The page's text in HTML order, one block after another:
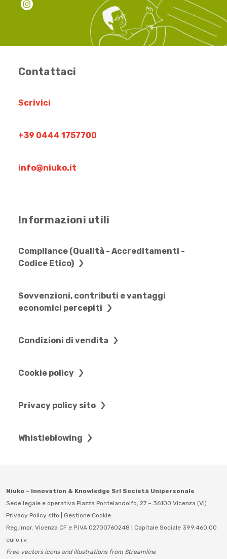
Contattaci
Scrivici
+39 0444 1757700
info@niuko.it
Informazioni utili
Compliance (Qualità - Accreditamenti -
Codice Etico)
Sovvenzioni, contributi e vantaggi
economici percepiti
Condizioni di vendita
Cookie policy
Privacy policy sito
Whistleblowing
Niuko – Innovation & Knowledge Srl Società Unipersonale
Sede legale e operativa Piazza Pontelandolfo, 27 – 36100 Vicenza (VI)
Privacy Policy sito
Gestione Cookie
Reg.Impr. Vicenza CF e P.IVA 02700760248 | Capitale Sociale 399.460,00
euro i.v.
Free vectors icons and illustrations from Streamline